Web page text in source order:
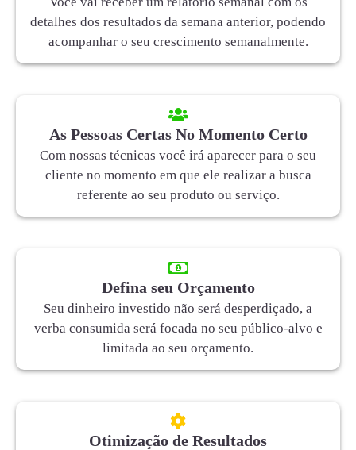
detalhes dos resultados da semana anterior, podendo
acompanhar o seu crescimento semanalmente.
As Pessoas Certas No Momento Certo
Com nossas técnicas você irá aparecer para o seu
cliente no momento em que ele realizar a busca
referente ao seu produto ou serviço.
Defina seu Orçamento
Seu dinheiro investido não será desperdiçado, a
verba consumida será focada no seu público-alvo e
limitada ao seu orçamento.
Otimização de Resultados